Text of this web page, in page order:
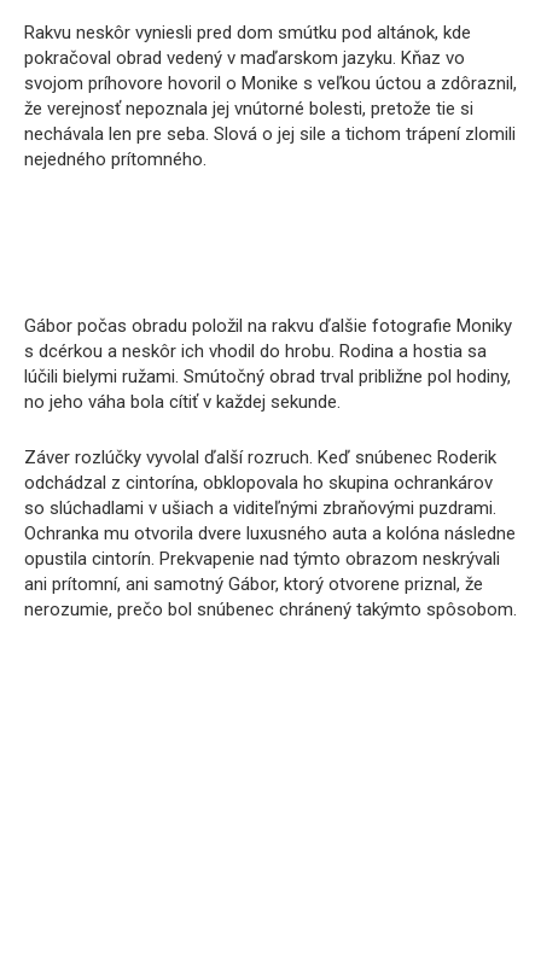
Rakvu neskôr vyniesli pred dom smútku pod altánok, kde
pokračoval obrad vedený v maďarskom jazyku. Kňaz vo
svojom príhovore hovoril o Monike s veľkou úctou a zdôraznil,
že verejnosť nepoznala jej vnútorné bolesti, pretože tie si
nechávala len pre seba. Slová o jej sile a tichom trápení zlomili
nejedného prítomného.
Gábor počas obradu položil na rakvu ďalšie fotografie Moniky
s dcérkou a neskôr ich vhodil do hrobu. Rodina a hostia sa
lúčili bielymi ružami. Smútočný obrad trval približne pol hodiny,
no jeho váha bola cítiť v každej sekunde.
Záver rozlúčky vyvolal ďalší rozruch. Keď snúbenec Roderik
odchádzal z cintorína, obklopovala ho skupina ochrankárov
so slúchadlami v ušiach a viditeľnými zbraňovými puzdrami.
Ochranka mu otvorila dvere luxusného auta a kolóna následne
opustila cintorín. Prekvapenie nad týmto obrazom neskrývali
ani prítomní, ani samotný Gábor, ktorý otvorene priznal, že
nerozumie, prečo bol snúbenec chránený takýmto spôsobom.